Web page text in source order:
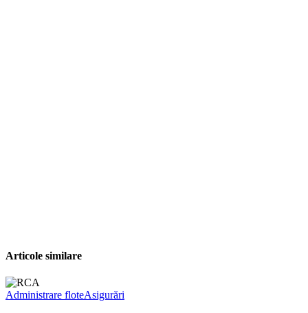
Articole similare
Administrare floteAsigurări